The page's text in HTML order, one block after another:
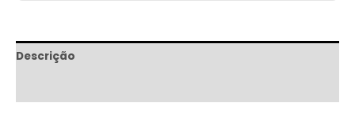
Descrição